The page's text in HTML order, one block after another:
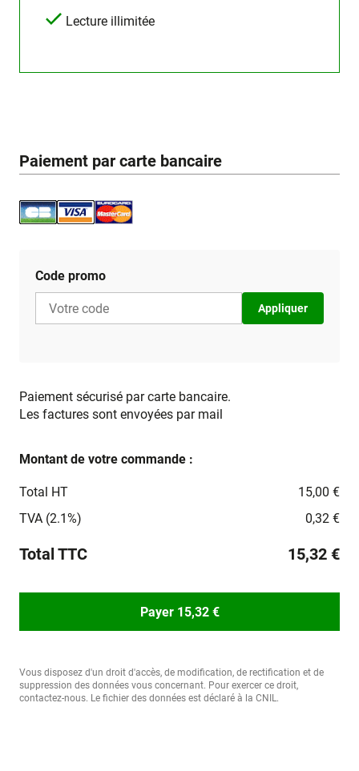
Lecture illimitée
Paiement par carte bancaire
Code promo
Appliquer
Paiement sécurisé par carte bancaire.
Les factures sont envoyées par mail
Montant de votre commande :
Total HT
15,00 €
TVA (2.1%)
0,32 €
Total TTC 15,32 €
Payer 15,32 €
Vous disposez d'un droit d'accès, de modification, de rectification et de
suppression des données vous concernant. Pour exercer ce droit,
contactez-nous. Le fichier des données est déclaré à la CNIL.